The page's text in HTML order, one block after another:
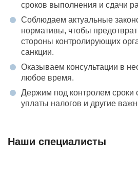
сроков выполнения и сдачи
Соблюдаем актуальные
нормативы, чтобы
стороны контролирующих
санкции.
Оказываем консультации в
любое время.
Держим под контролем сроки
уплаты налогов и другие
Наши специалисты